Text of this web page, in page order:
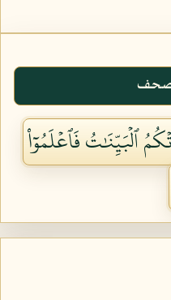
ٱلۡبَيِّنَٰتُ فَٱعۡلَمُوٓاْ